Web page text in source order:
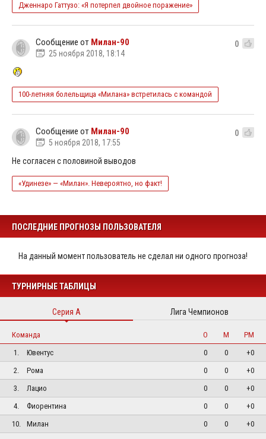
Дженнаро Гаттузо: «Я потерпел двойное поражение»
Сообщение от Милан-90
25 ноября 2018, 18:14
0
100-летняя болельщица «Милана» встретилась с командой
Сообщение от Милан-90
5 ноября 2018, 17:55
0
Не согласен с половиной выводов
«Удинезе» — «Милан». Невероятно, но факт!
ПОСЛЕДНИЕ ПРОГНОЗЫ ПОЛЬЗОВАТЕЛЯ
На данный момент пользователь не сделал ни одного прогноза!
ТУРНИРНЫЕ ТАБЛИЦЫ
Серия А Лига Чемпионов
Команда О М
РМ
1.
Ювентус 0 0
+0
2.
Рома 0 0
+0
3.
Лацио 0 0
+0
4.
Фиорентина 0 0
+0
10.
Милан 0 0 +0